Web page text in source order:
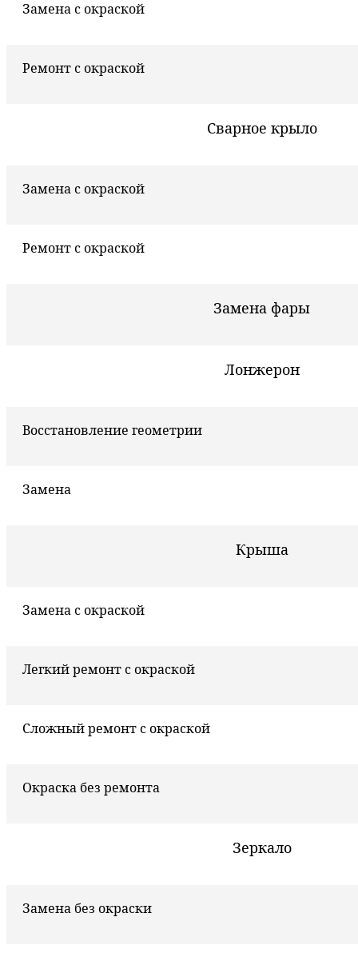
Замена с окраской
Ремонт с окраской
Сварное крыло
Замена с окраской
Ремонт с окраской
Замена фары
Лонжерон
Восстановление геометрии
Замена
Крыша
Замена с окраской
Легкий ремонт с окраской
Сложный ремонт с окраской
Окраска без ремонта
Зеркало
Замена без окраски